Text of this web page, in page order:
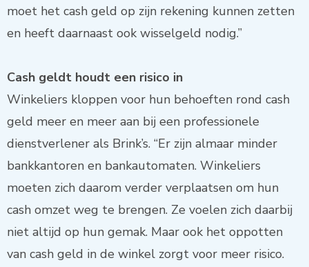
moet het cash geld op zijn rekening kunnen zetten
en heeft daarnaast ook wisselgeld nodig.”
Cash geldt houdt een risico in
Winkeliers kloppen voor hun behoeften rond cash
geld meer en meer aan bij een professionele
dienstverlener als Brink’s. “Er zijn almaar minder
bankkantoren en bankautomaten. Winkeliers
moeten zich daarom verder verplaatsen om hun
cash omzet weg te brengen. Ze voelen zich daarbij
niet altijd op hun gemak. Maar ook het oppotten
van cash geld in de winkel zorgt voor meer risico.